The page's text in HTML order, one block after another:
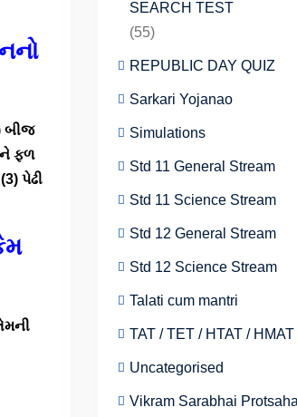
બીજ
ફળ
પેઢી
SEARCH TEST
(55)
REPUBLIC DAY QUIZ
Sarkari Yojanao
Simulations
Std 11 General Stream
Std 11 Science Stream
Std 12 General Stream
Std 12 Science Stream
Talati cum mantri
TAT / TET / HTAT / HMAT
Uncategorised
Vikram Sarabhai